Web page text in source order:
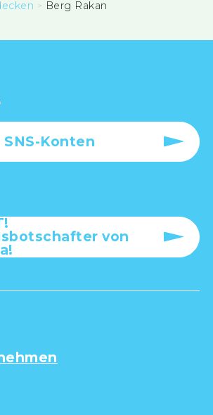
Berg Rakan
Konten
von